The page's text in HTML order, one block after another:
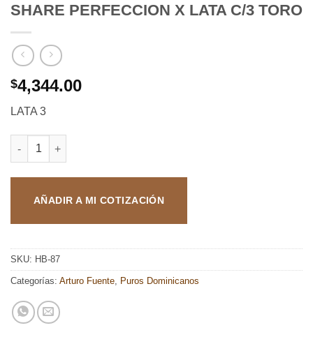
SHARE PERFECCION X LATA C/3 TORO
$4,344.00
LATA 3
ARTURO FUENTE OPUS X ANGELS SHARE PERFECCION X
AÑADIR A MI COTIZACIÓN
SKU: HB-87
Categorías: Arturo Fuente, Puros Dominicanos